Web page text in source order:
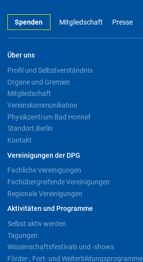
Spenden Mitgliedschaft Presse
Über uns
Profil und Selbstverständnis
Organe und Gremien
Mitgliedschaft
Vereinskommunikation
Physikzentrum Bad Honnef
Standort Berlin
Kontakt
Vereinigungen der DPG
Fachliche Vereinigungen
Fachübergreifende Vereinigungen
Regionale Vereinigungen
Aktivitäten und Programme
Selbst aktiv werden
Tagungen
Wissenschaftsfestivals und -shows
Förder-, Fort- und Weiterbildungsprogramme